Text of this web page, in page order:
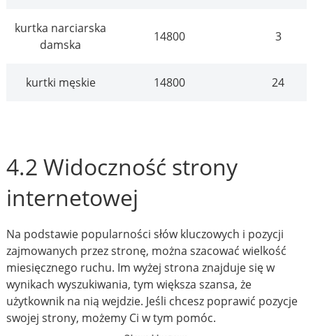
kurtka narciarska
damska
14800 3
kurtki męskie 14800 24
4.2 Widoczność strony
internetowej
Na podstawie popularności słów kluczowych i pozycji
zajmowanych przez stronę, można szacować wielkość
miesięcznego ruchu. Im wyżej strona znajduje się w
wynikach wyszukiwania, tym większa szansa, że
użytkownik na nią wejdzie. Jeśli chcesz poprawić pozycje
swojej strony, możemy Ci w tym pomóc.